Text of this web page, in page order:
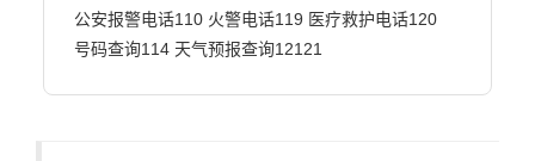
公安报警电话110 火警电话119 医疗救护电话120
号码查询114 天气预报查询12121